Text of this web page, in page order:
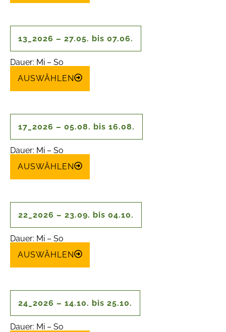
13_2026 – 27.05. bis 07.06.
Dauer: Mi – So
AUSWÄHLEN
17_2026 – 05.08. bis 16.08.
Dauer: Mi – So
AUSWÄHLEN
22_2026 – 23.09. bis 04.10.
Dauer: Mi – So
AUSWÄHLEN
24_2026 – 14.10. bis 25.10.
Dauer: Mi – So